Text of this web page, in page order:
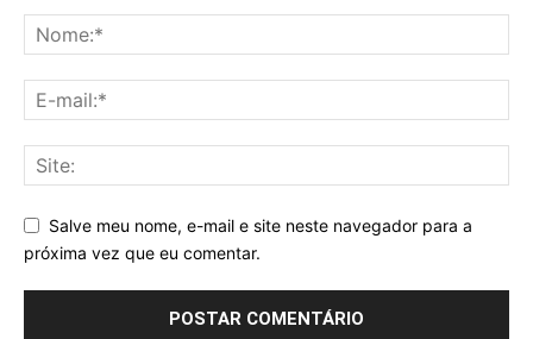
Salve meu nome, e-mail e site neste navegador para a
próxima vez que eu comentar.